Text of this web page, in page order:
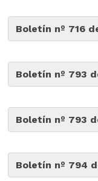
Boletín nº 716
Boletín nº 793
Boletín nº 793
Boletín nº 794